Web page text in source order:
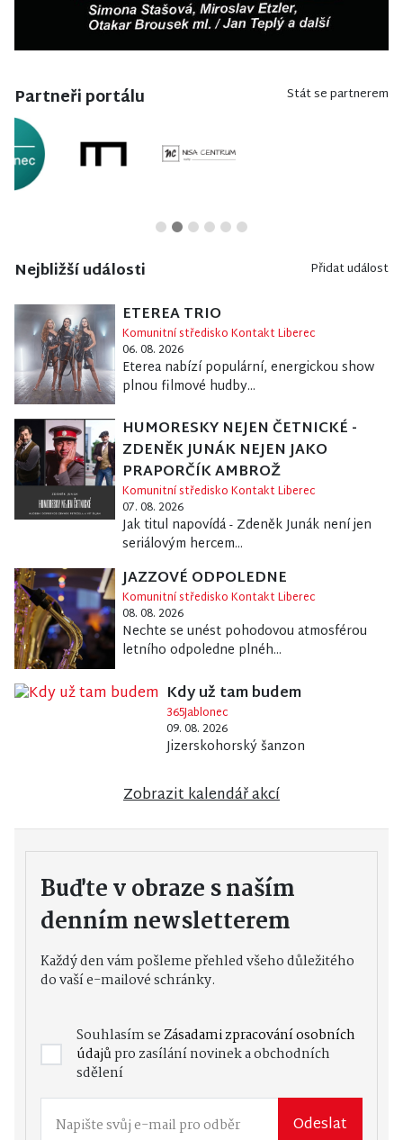
Partneři portálu Stát se partnerem
Nejbližší události Přidat událost
ETEREA TRIO
Komunitní středisko Kontakt Liberec
06. 08. 2026
Eterea nabízí populární, energickou show
plnou filmové hudby...
HUMORESKY NEJEN ČETNICKÉ -
ZDENĚK JUNÁK NEJEN JAKO
PRAPORČÍK AMBROŽ
Komunitní středisko Kontakt Liberec
07. 08. 2026
Jak titul napovídá - Zdeněk Junák není jen
seriálovým hercem...
JAZZOVÉ ODPOLEDNE
Komunitní středisko Kontakt Liberec
08. 08. 2026
Nechte se unést pohodovou atmosférou
letního odpoledne plnéh...
Kdy už tam budem
365Jablonec
09. 08. 2026
Jizerskohorský šanzon
Zobrazit kalendář akcí
Buďte v obraze s naším
denním newsletterem
Každý den vám pošleme přehled všeho důležitého
do vaší e-mailové schránky.
Souhlasím seZásadami zpracování osobních
údajůpro zasílání novinek a obchodních
sdělení
Odeslat